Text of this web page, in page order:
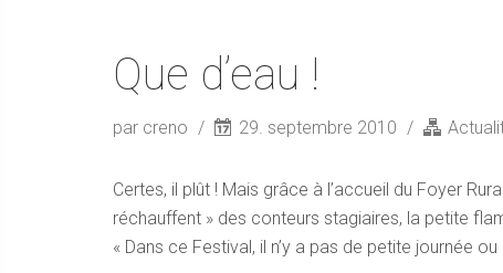
Que d’eau !
par creno 29. septembre 2010
Certes, il plût ! Mais grâce à l’accueil du Foyer
réchauffent » des conteurs stagiaires, la petite
« Dans ce Festival, il n’y a pas de petite journée